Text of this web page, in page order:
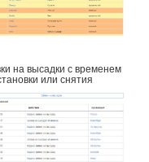
на высадки с временем
или снятия